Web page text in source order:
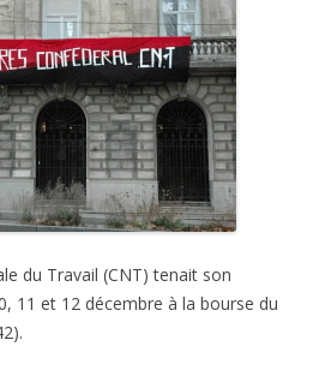
du Travail (CNT) tenait son
11 et 12 décembre à la bourse du